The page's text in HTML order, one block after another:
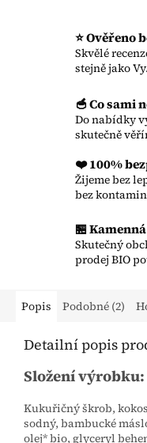
⭐ Ověřeno
Skvělé
stejně jako Vy.
🥣 Co sami
Do nabídky
skutečně
❤️ 100%
Žijeme bez
bez
🏪
Skutečný
prodej BIO
Popis Podobné (2)
Detailní popis
Složení výrobku:
Kukuřičný škrob,
sodný, bambucké
olej* bio, glyceryl